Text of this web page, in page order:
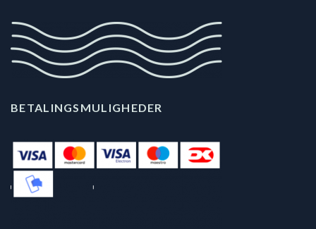
BETALINGSMULIGHEDER